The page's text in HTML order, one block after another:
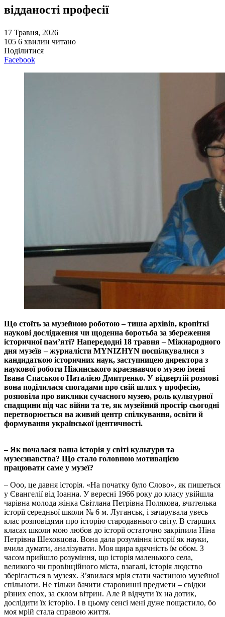
відданості професії
17 Травня, 2026
105 6 хвилин читано
Поділитися
Facebook
Що стоїть за музейною роботою – тиша архівів, кропіткі
наукові дослідження чи щоденна боротьба за збереження
історичної пам’яті? Напередодні 18 травня – Міжнародного
дня музеїв – журналісти MYNIZHYN поспілкувалися з
кандидаткою історичних наук, заступницею директора з
наукової роботи Ніжинського краєзнавчого музею імені
Івана Спаського Наталією Дмитренко. У відвертій розмові
вона поділилася спогадами про свій шлях у професію,
розповіла про виклики сучасного музею, роль культурної
спадщини під час війни та те, як музейний простір сьогодні
перетворюється на живий центр спілкування, освіти й
формування української ідентичності.
– Як почалася ваша історія у світі культури та
музеєзнавства? Що стало головною мотивацією
працювати саме у музеї?
– Ооо, це давня історія. «На початку було Слово», як пишеться
у Євангелії від Іоанна. У вересні 1966 року до класу увійшла
чарівна молода жінка Світлана Петрівна Полякова, вчителька
історії середньої школи № 6 м. Луганськ, і зачарувала увесь
клас розповідями про історію стародавнього світу. В старших
класах школи мою любов до історії остаточно закріпила Ніна
Петрівна Шеховцова. Вона дала розуміння історії як науки,
вчила думати, аналізувати. Моя щира вдячність їм обом. З
часом прийшло розуміння, що історія маленького села,
великого чи провінційного міста, взагалі, історія людство
зберігається в музеях. З’явилася мрія стати частиною музейної
спільноти. Не тільки бачити старовинні предмети – свідки
різних епох, за склом вітрин. Але й відчути їх на дотик,
дослідити їх історію. І в цьому сенсі мені дуже пощастило, бо
моя мрій стала справою життя.